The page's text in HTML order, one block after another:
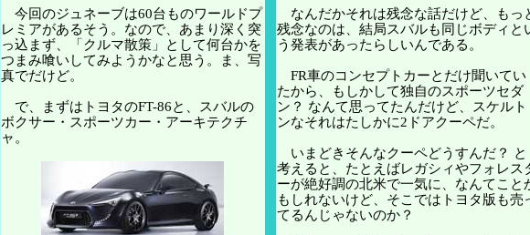
今回のジュネーブは60台ものワールドプ
レミアがあるそう。なので、あまり深く突
っ込まず、「クルマ散策」として何台かを
つまみ喰いしてみようかなと思う。ま、写
真でだけど。
で、まずはトヨタのFT-86と、スバルの
ボクサー・スポーツカー・アーキテクチ
ャ。
なんだかそれは残念な話だけど、もっ
残念なのは、結局スバルも同じボディと
う発表があったらしいんである。
FR車のコンセプトカーとだけ聞いてい
たから、もしかして独自のスポーツセダ
ン？ なんて思ってたんだけど、スケルト
ンなそれはたしかに2ドアクーペだ。
いまどきそんなクーペどうすんだ？ と
考えると、たとえばレガシィやフォレス
ーが絶好調の北米で一気に、なんてこと
もしれないけど、そこではトヨタ版も売
てるんじゃないのか？